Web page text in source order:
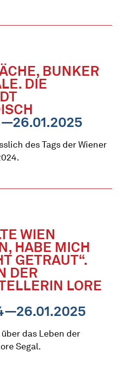
BUNKER
DIE
des Tags der Wiener
WIEN
HABE MICH
GETRAUT“.
DER
LORE
das Leben der
Segal.